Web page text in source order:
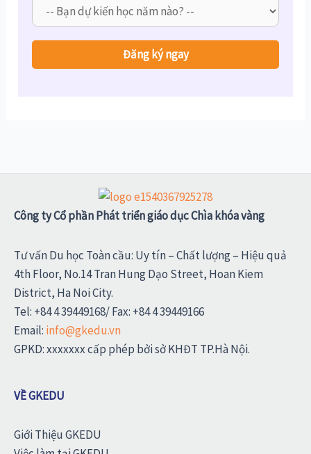
Công ty Cổ phần Phát triển giáo dục Chìa khóa vàng
Tư vấn Du học Toàn cầu: Uy tín – Chất lượng – Hiệu quả
4th Floor, No.14 Tran Hung Dạo Street, Hoan Kiem
District, Ha Noi City.
Tel: +84 4 39449168/ Fax: +84 4 39449166
Email: info@gkedu.vn
GPKD: xxxxxxx cấp phép bởi sở KHĐT TP.Hà Nội.
VỀ GKEDU
Giới Thiệu GKEDU